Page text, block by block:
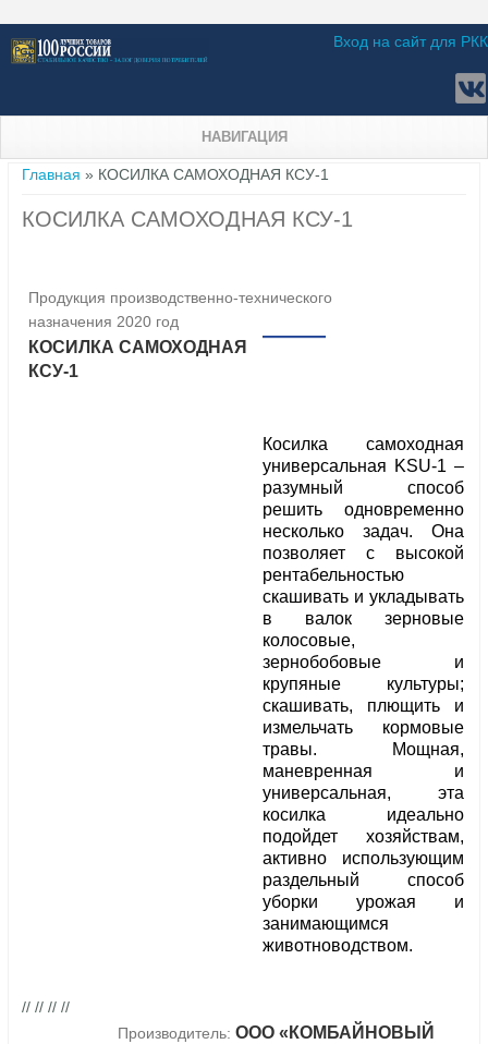
Вход на сайт для РКК
НАВИГАЦИЯ
Вы здесь
Главная » КОСИЛКА САМОХОДНАЯ КСУ-1
КОСИЛКА САМОХОДНАЯ КСУ-1
Продукция производственно-технического
назначения 2020 год
КОСИЛКА САМОХОДНАЯ
КСУ-1
Косилка самоходная
универсальная KSU-1 –
разумный способ
решить одновременно
несколько задач. Она
позволяет с высокой
рентабельностью
скашивать и укладывать
в валок зерновые
колосовые,
зернобобовые и
крупяные культуры;
скашивать, плющить и
измельчать кормовые
травы. Мощная,
маневренная и
универсальная, эта
косилка идеально
подойдет хозяйствам,
активно использующим
раздельный способ
уборки урожая и
занимающимся
животноводством.
// // // //
Производитель: ООО «КОМБАЙНОВЫЙ